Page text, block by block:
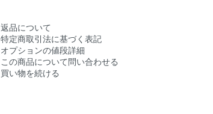
返品について
特定商取引法に基づく表記
オプションの値段詳細
この商品について問い合わせる
買い物を続ける